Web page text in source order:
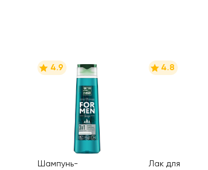
4.9
Шампунь-
4.8
Лак для тонких